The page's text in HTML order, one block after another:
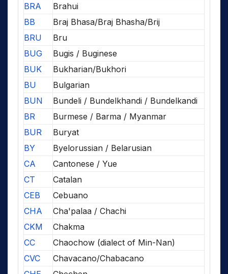
BRA
Brahui
BB
Braj Bhasa/Braj Bhasha/Brij
BRU
Bru
BUG
Bugis / Buginese
BUK
Bukharian/Bukhori
BU
Bulgarian
BUN
Bundeli / Bundelkhandi / Bundelkandi
BR
Burmese / Barma / Myanmar
BUR
Buryat
BY
Byelorussian / Belarusian
CA
Cantonese / Yue
CT
Catalan
CEB
Cebuano
CHA
Cha'palaa / Chachi
CKM
Chakma
CC
Chaochow (dialect of Min-Nan)
CVC
Chavacano/Chabacano